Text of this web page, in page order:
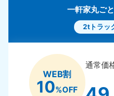
一軒家丸ご
2tトラッ
WEB割
10%OFF
通常価